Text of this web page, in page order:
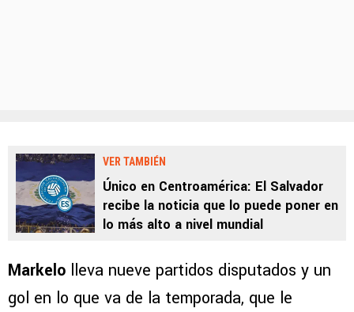
VER TAMBIÉN
Único en Centroamérica: El Salvador
recibe la noticia que lo puede poner en
lo más alto a nivel mundial
Markelo lleva nueve partidos disputados y un
gol en lo que va de la temporada, que le